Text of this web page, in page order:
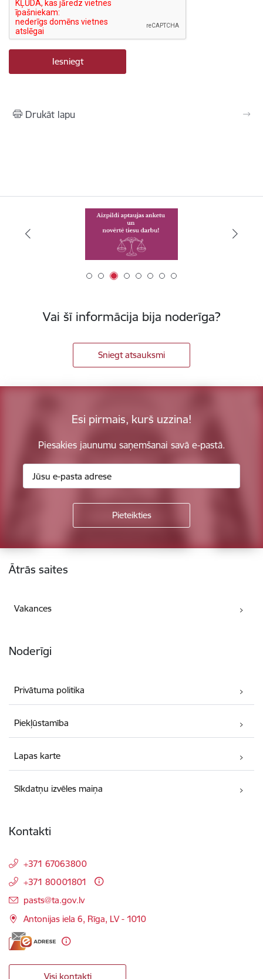
Drukāt lapu
Vai šī informācija bija noderīga?
Sniegt atsauksmi
Esi pirmais, kurš uzzina!
Piesakies jaunumu saņemšanai savā e-pastā.
Kājene
Ātrās saites
Vakances
Noderīgi
Privātuma politika
Piekļūstamība
Lapas karte
Sīkdatņu izvēles maiņa
Kontakti
+371 67063800
+371 80001801
E-pasts:
pasts@ta.gov.lv
Antonijas iela 6, Rīga, LV - 1010
Visi kontakti